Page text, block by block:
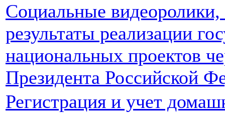
Социальные
результаты реализации
национальных проектов
Президента Российской
Регистрация и учет